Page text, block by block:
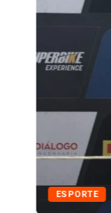
ESPORTE